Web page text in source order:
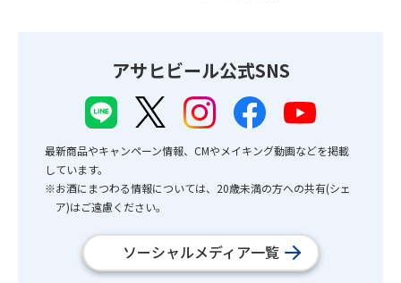
アサヒビール公式SNS
最新商品やキャンペーン情報、CMやメイキング動画などを掲載
しています。
※お酒にまつわる情報については、20歳未満の方への共有(シェ
ア)はご遠慮ください。
ソーシャルメディア一覧